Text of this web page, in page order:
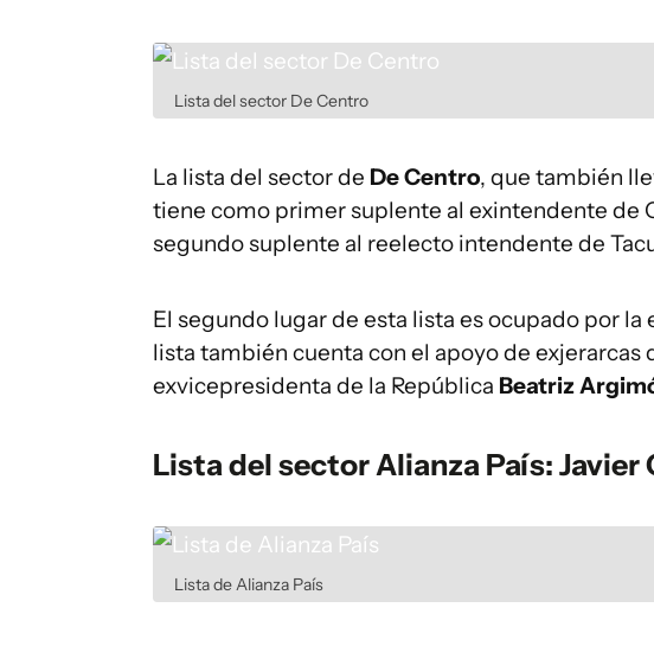
Lista del sector De Centro
La lista del sector de De Centro, que también
tiene como primer suplente al exintendente de
segundo suplente al reelecto intendente de
El segundo lugar de esta lista es ocupado por la
lista también cuenta con el apoyo de exjerarcas
exvicepresidenta de la República Beatriz
Lista del sector Alianza País:
Lista de Alianza País